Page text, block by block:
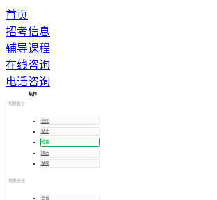
首页
招考信息
辅导课程
在线咨询
电话咨询
焦作
切换省份
全国
湖北
河南
陕西
湖南
地市分校
全省